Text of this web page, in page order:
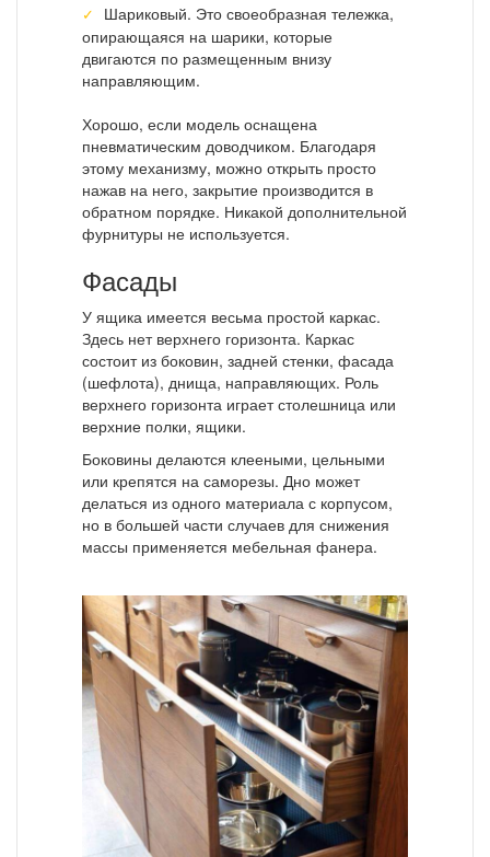
Шариковый. Это своеобразная тележка,
опирающаяся на шарики, которые
двигаются по размещенным внизу
направляющим.
Хорошо, если модель оснащена
пневматическим доводчиком. Благодаря
этому механизму, можно открыть просто
нажав на него, закрытие производится в
обратном порядке. Никакой дополнительной
фурнитуры не используется.
Фасады
У ящика имеется весьма простой каркас.
Здесь нет верхнего горизонта. Каркас
состоит из боковин, задней стенки, фасада
(шефлота), днища, направляющих. Роль
верхнего горизонта играет столешница или
верхние полки, ящики.
Боковины делаются клееными, цельными
или крепятся на саморезы. Дно может
делаться из одного материала с корпусом,
но в большей части случаев для снижения
массы применяется мебельная фанера.